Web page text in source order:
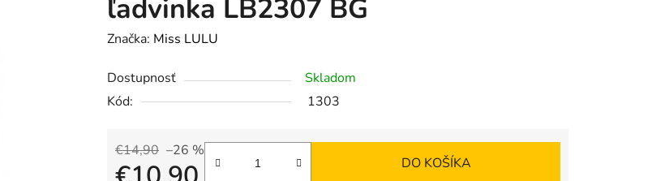
ľadvinka LB2307 BG
Značka: Miss LULU
Dostupnosť
Skladom
Kód:
1303
€14,90 –26 %
DO KOŠÍKA